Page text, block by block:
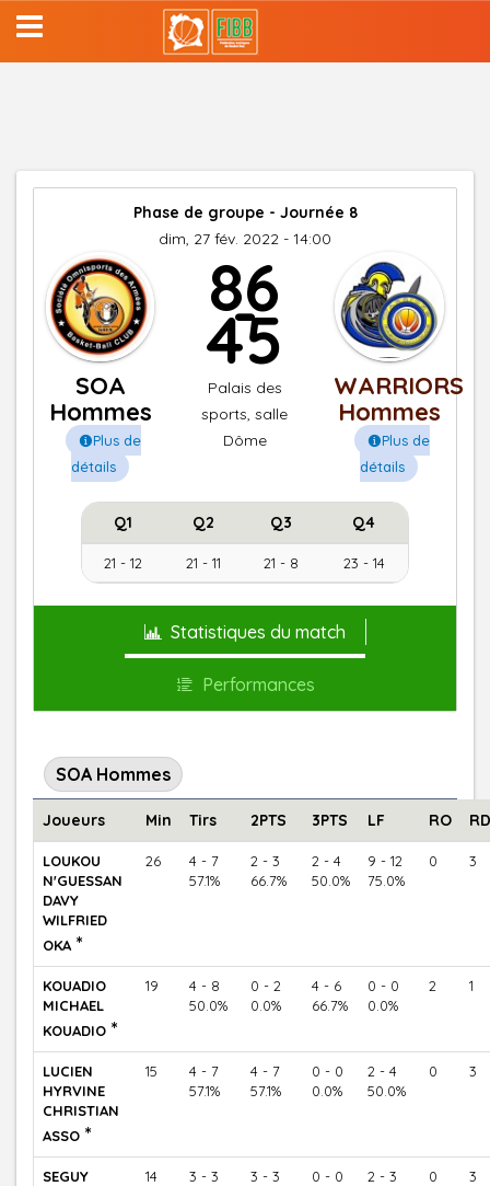
Aller
au
contenu
Phase de groupe - Journée 8
dim, 27 fév. 2022 - 14:00
SOA
Hommes
Plus de
détails
86
-
45
Palais des
sports, salle
Dôme
WARRIORS
Hommes
Plus de
détails
Q1 Q2 Q3 Q4
21 - 12 21 - 11 21 - 8 23 - 14
Statistiques du match
Performances
SOA Hommes
Joueurs Min Tirs 2PTS 3PTS LF RO RD
LOUKOU
N'GUESSAN
DAVY
WILFRIED
OKA *
26
4 - 7
57.1%
2 - 3
66.7%
2 - 4
50.0%
9 - 12
75.0%
0 3
KOUADIO
MICHAEL
KOUADIO *
19
4 - 8
50.0%
0 - 2
0.0%
4 - 6
66.7%
0 - 0
0.0%
2 1
LUCIEN
HYRVINE
CHRISTIAN
ASSO *
15
4 - 7
57.1%
4 - 7
57.1%
0 - 0
0.0%
2 - 4
50.0%
0 3
SEGUY
14
3 - 3
3 - 3
0 - 0
2 - 3
0 3